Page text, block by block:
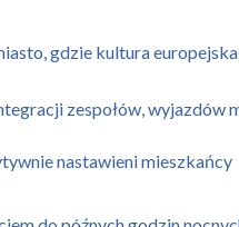
gdzie kultura
zespołów, wyjazdów
nastawieni mieszkańcy